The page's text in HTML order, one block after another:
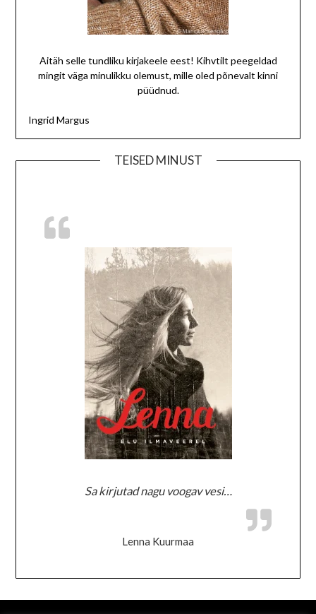
Aitäh selle tundliku kirjakeele eest! Kihvtilt peegeldad
mingit väga minulikku olemust, mille oled põnevalt kinni
püüdnud.
Ingrid Margus
TEISED MINUST
Sa kirjutad nagu voogav vesi…
Lenna Kuurmaa